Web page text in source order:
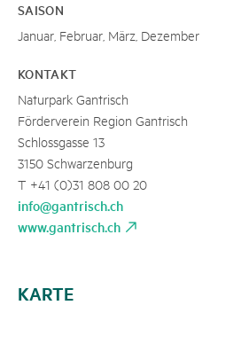
SAISON
Januar, Februar, März, Dezember
KONTAKT
Naturpark Gantrisch
Förderverein Region Gantrisch
Schlossgasse 13
3150 Schwarzenburg
T +41 (0)31 808 00 20
info@gantrisch.ch
www.gantrisch.ch
KARTE